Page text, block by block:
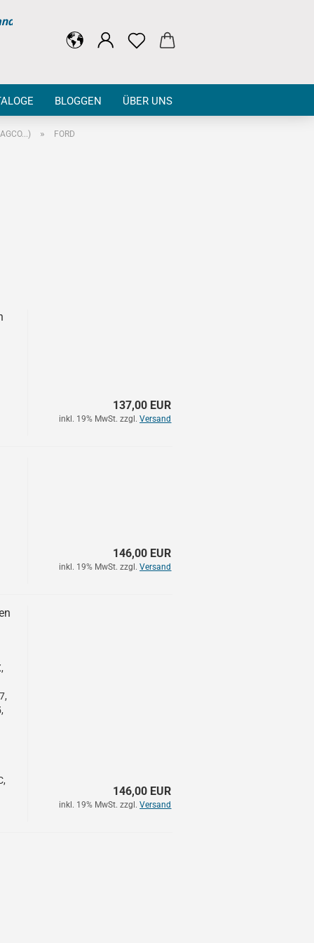
BLOGGEN ÜBER UNS
» FORD
137,00 EUR
inkl. 19% MwSt. zzgl.Versand
146,00 EUR
inkl. 19% MwSt. zzgl.Versand
146,00 EUR
inkl. 19% MwSt. zzgl.Versand